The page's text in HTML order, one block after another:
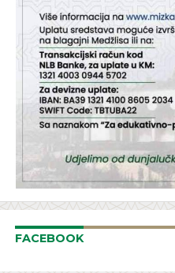
FACEBOOK